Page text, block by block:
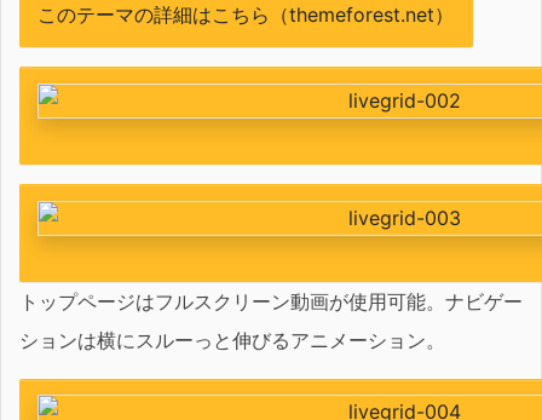
このテーマの詳細はこちら（themeforest.net）
トップページはフルスクリーン動画が使用可能。ナビゲー
ションは横にスルーっと伸びるアニメーション。